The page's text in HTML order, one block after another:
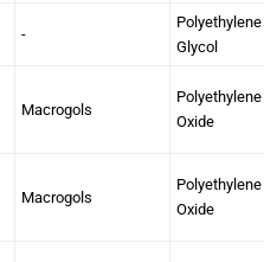
-
Polyethylene
Glycol
Macrogols
Polyethylene
Oxide
Macrogols
Polyethylene
Oxide